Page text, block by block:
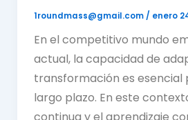
1roundmass@gmail.com/ enero
En el competitivo mundo
actual, la capacidad de
transformación es esencial
largo plazo. En este